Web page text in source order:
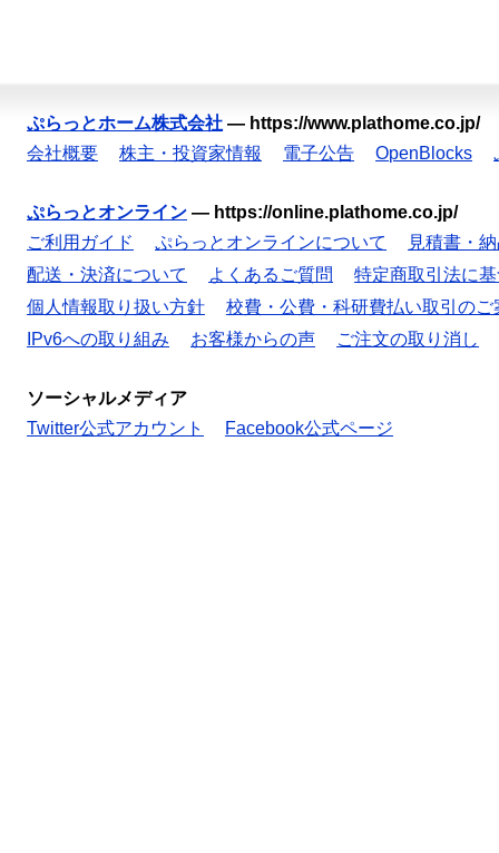
ぷらっとホーム株式会社 — https://www.plathome.co.jp/
会社概要
株主・投資家情報 電子公告 OpenBlocks
ぷらっとオンライン — https://online.plathome.co.jp/
ご利用ガイド
ぷらっとオンラインについて
見積書・
配送・決済について
よくあるご質問
特定商取引法に
個人情報取り扱い方針
校費・公費・科研費払い取引のご
IPv6への取り組み
お客様からの声 ご注文の取り消し
ソーシャルメディア
Twitter公式アカウント
Facebook公式ページ